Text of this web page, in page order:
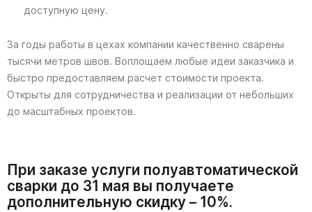
доступную цену.
За годы работы в цехах компании качественно сварены
тысячи метров швов. Воплощаем любые идеи заказчика и
быстро предоставляем расчет стоимости проекта.
Открыты для сотрудничества и реализации от небольших
до масштабных проектов.
При заказе услуги полуавтоматической
сварки до 31 мая вы получаете
дополнительную скидку – 10%.